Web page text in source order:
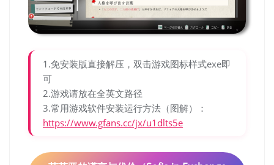
1.免安装版直接解压，双击游戏图标样式exe即
可
2.游戏请放在全英文路径
3.常用游戏软件安装运行方法（图解）：
https://www.gfans.cc/jx/u1dlts5e